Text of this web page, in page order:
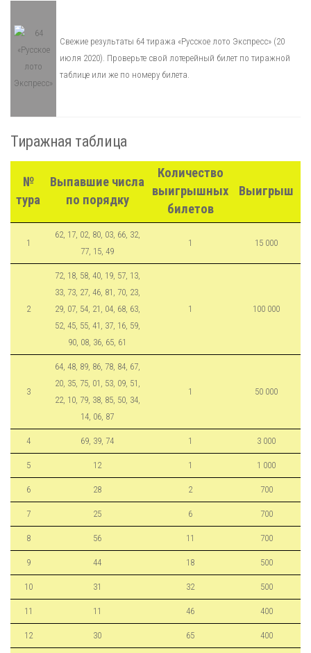
Свежие результаты 64 тиража «Русское лото Экспресс» (20
июля 2020). Проверьте свой лотерейный билет по тиражной
таблице или же по номеру билета.
Тиражная таблица
№
тура
Выпавшие числа
по порядку
Количество
выигрышных
билетов
Выигрыш
1
62, 17, 02, 80, 03, 66, 32,
77, 15, 49
1 15 000
2
72, 18, 58, 40, 19, 57, 13,
33, 73, 27, 46, 81, 70, 23,
29, 07, 54, 21, 04, 68, 63,
52, 45, 55, 41, 37, 16, 59,
90, 08, 36, 65, 61
1 100 000
3
64, 48, 89, 86, 78, 84, 67,
20, 35, 75, 01, 53, 09, 51,
22, 10, 79, 38, 85, 50, 34,
14, 06, 87
1 50 000
4 69, 39, 74 1 3 000
5 12 1 1 000
6 28 2 700
7 25 6 700
8 56 11 700
9 44 18 500
10 31 32 500
11 11 46 400
12 30 65 400